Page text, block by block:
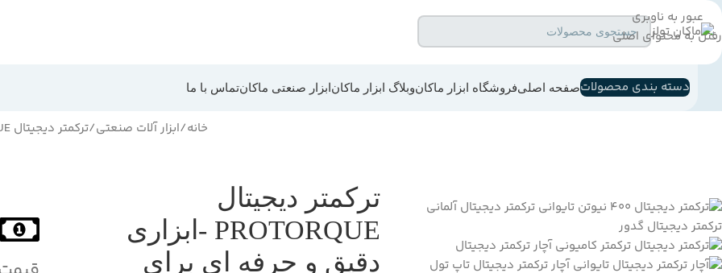
عبور به ناوبری
رفتن به محتوای اصلی
دسته بندی محصولاتصفحه اصلیفروشگاه ابزار ماکانوبلاگ ابزار ماکانابزار صنعتی ماکانتماس با ما
خانه ابزار آلات صنعتی ترکمتر دیجیتال PROTORQUE -ابزاری دقیق و حرفه ای برای صنعتگران
ترکمتر دیجیتال
PROTORQUE -ابزاری
دقیق و حرفه ای برای